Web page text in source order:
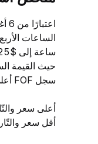
سجل FOF أعلى سعر عند $0.00000914 وأدنى سعر عند $0.00000912.
أعلى سعر
أقل سعر